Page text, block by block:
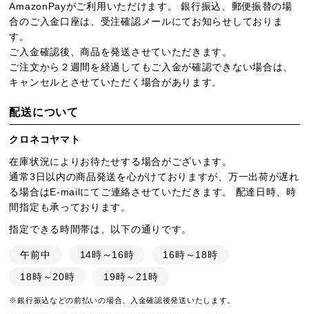
AmazonPayがご利用いただけます。 銀行振込、郵便振替の場
合のご入金口座は、受注確認メールにてお知らせしておりま
す。
ご入金確認後、商品を発送させていただきます。
ご注文から２週間を経過してもご入金が確認できない場合は、
キャンセルとさせていただく場合があります。
配送について
クロネコヤマト
在庫状況によりお待たせする場合がございます。
通常3日以内の商品発送を心がけておりますが、万一出荷が遅れ
る場合はE-mailにてご連絡させていただきます。 配達日時、時
間指定も承っております。
指定できる時間帯は、以下の通りです。
午前中 14時～16時
16時～18時
18時～20時
19時～21時
※銀行振込などの前払いの場合、入金確認後発送いたします。